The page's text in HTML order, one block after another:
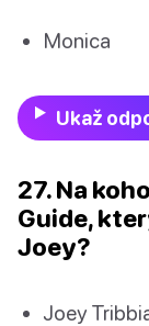
Monica
Ukaž
27. Na
Guide,
Joey?
Joey